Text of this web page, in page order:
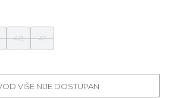
40 41
VIŠE NIJE DOSTUPAN